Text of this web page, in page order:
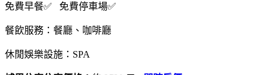
免費早餐✅ 免費停車場✅
餐飲服務：餐廳、咖啡廳
休閒娛樂設施：SPA